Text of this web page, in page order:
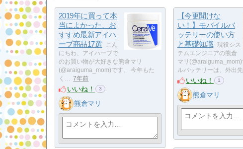
2019年に買って本
当によかった、お
すすめ最新アイハ
ーブ商品17選
こん
にちわ、アイハーブで
のお買い物が大好きな熊倉マリ
(@araiguma_mom)です。 今年もた
く…
7年前
いいね！ 3
熊倉マリ
【今更聞けな
い！】モバイルバ
ッテリーの使い方
と基礎知識
現役シス
テムエンジニアの熊倉
マリ(@araiguma_mom)
ルバッテリーは、外出
いいね！ 1
熊倉マリ